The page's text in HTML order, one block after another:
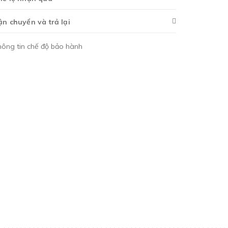
chuyển và trả lại
tin chế độ bảo hành